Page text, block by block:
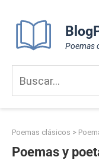
content
Poemas
Poemas clásicos >
Poemas y